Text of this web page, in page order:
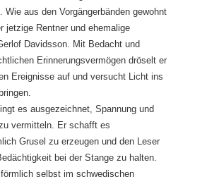
Wie aus den Vorgängerbänden gewohnt
jetzige Rentner und ehemalige
Davidsson. Mit Bedacht und
Erinnerungsvermögen dröselt er
Ereignisse auf und versucht Licht ins
es ausgezeichnet, Spannung und
vermitteln. Er schafft es
Grusel zu erzeugen und den Leser
bei der Stange zu halten.
selbst im schwedischen